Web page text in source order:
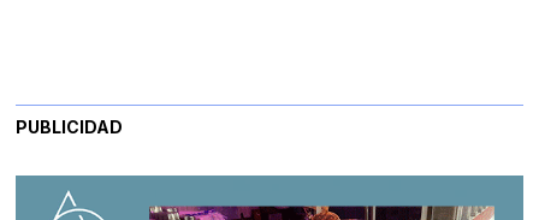
PUBLICIDAD